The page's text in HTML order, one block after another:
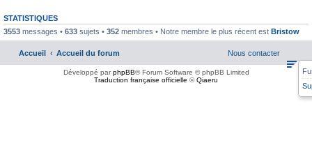
STATISTIQUES
3553 messages • 633 sujets • 352 membres • Notre membre le plus récent est Bristow
Accueil Accueil du forum Nous contacter
Développé parphpBB® Forum Software © phpBB Limited
Traduction française officielle ©Qiaeru